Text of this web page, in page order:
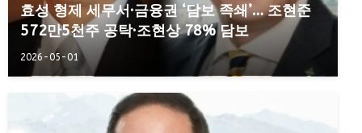
효성 형제 세무서·금융권 ‘담보 족쇄’… 조현준
572만5천주 공탁·조현상 78% 담보
2026-05-01